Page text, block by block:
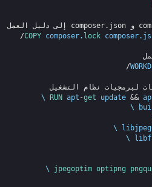
COPY composer. lock composer.
/
/
لبرمجيات نظام التشغيل
RUN apt -get update &&
\
\
\
\
jpegoptim optipng
\